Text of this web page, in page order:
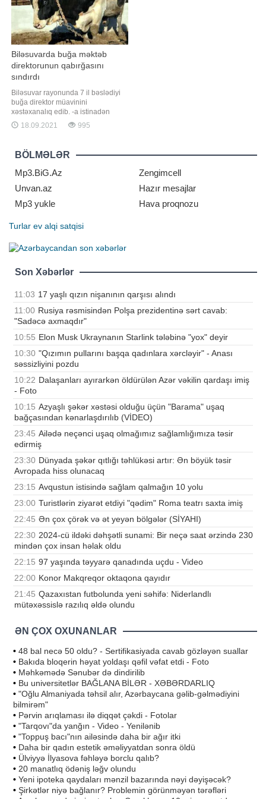
Biləsuvarda buğa məktəb
direktorunun qabırğasını
sındırdı
Biləsuvar rayonunda 7 il bəslədiyi
buğa direktor müavinini
xəstəxanalıq edib. -a istinadən
xəbər verir ki, hadisə rayonun Aşağı
Cürəli kəndində məktəb direktoru
olub. Hacıyev həyətyanı sahədəki
təssərrüfatında mal-qaraya qulluq
edərkən buğa ona qəfil hücum edib.
Nəticəd
18.09.2021 995
BÖLMƏLƏR
Mp3.BiG.Az
Zengimcell
Unvan.az
Hazır mesajlar
Mp3 yukle
Hava proqnozu
Turlar ev alqi satqisi
Son Xəbərlər
11:03 17 yaşlı qızın nişanının qarşısı alındı
11:00 Rusiya rəsmisindən Polşa prezidentinə sərt cavab:
"Sadəcə axmaqdır"
10:55 Elon Musk Ukraynanın Starlink tələbinə "yox" deyir
10:30 "Qızımın pullarını başqa qadınlara xərcləyir" - Anası
səssizliyini pozdu
10:22 Dalaşanları ayırarkən öldürülən Azər vəkilin qardaşı imiş
- Foto
10:15 Azyaşlı şəkər xəstəsi olduğu üçün "Barama" uşaq
bağçasından kənarlaşdırılıb (VİDEO)
23:45 Ailədə neçənci uşaq olmağımız sağlamlığımıza təsir
edirmiş
23:30 Dünyada şəkər qıtlığı təhlükəsi artır: Ən böyük təsir
Avropada hiss olunacaq
23:15 Avqustun istisində sağlam qalmağın 10 yolu
23:00 Turistlərin ziyarət etdiyi "qədim" Roma teatrı saxta imiş
22:45 Ən çox çörək və ət yeyən bölgələr (SİYAHI)
22:30 2024-cü ildəki dəhşətli sunami: Bir neçə saat ərzində 230
mindən çox insan həlak oldu
22:15 97 yaşında təyyarə qanadında uçdu - Video
22:00 Konor Makqreqor oktaqona qayıdır
21:45 Qazaxıstan futbolunda yeni səhifə: Niderlandlı
mütəxəssislə razılıq əldə olundu
ƏN ÇOX OXUNANLAR
• 48 bal necə 50 oldu? - Sertifikasiyada cavab gözləyən suallar
• Bakıda bloqerin həyat yoldaşı qəfil vəfat etdi - Foto
• Məhkəmədə Sənubər də dindirilib
• Bu universitetlər BAĞLANA BİLƏR - XƏBƏRDARLIQ
• "Oğlu Almaniyada təhsil alır, Azərbaycana gəlib-gəlmədiyini
bilmirəm"
• Pərvin arıqlaması ilə diqqət çəkdi - Fotolar
• "Tarqovı"da yanğın - Video - Yenilənib
• "Toppuş bacı"nın ailəsində daha bir ağır itki
• Daha bir qadın estetik əməliyyatdan sonra öldü
• Ülviyyə İlyasova fəhləyə borclu qalıb?
• 20 manatlıq ödəniş ləğv olundu
• Yeni ipoteka qaydaları mənzil bazarında nəyi dəyişəcək?
• Şirkətlər niyə bağlanır? Problemin görünməyən tərəfləri